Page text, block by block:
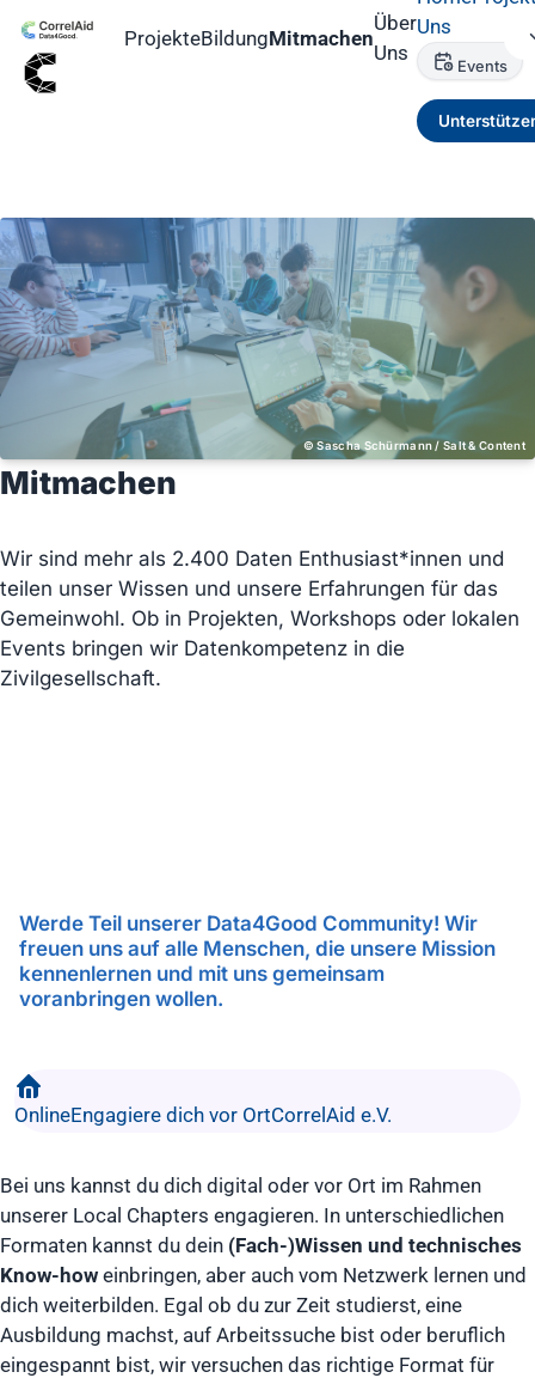
ProjekteBildungMitmachen
Über
Uns
Uns
Events
Mitmachen
Sascha Schürmann / Salt & Content
Wir sind mehr als 2.400 Daten Enthusiast*innen und
teilen unser Wissen und unsere Erfahrungen für das
Gemeinwohl. Ob in Projekten, Workshops oder lokalen
Events bringen wir Datenkompetenz in die
Zivilgesellschaft.
Werde Teil unserer Data4Good Community! Wir
freuen uns auf alle Menschen, die unsere Mission
kennenlernen und mit uns gemeinsam
voranbringen wollen.
OnlineEngagiere dich vor OrtCorrelAid e.V.
Bei uns kannst du dich digital oder vor Ort im Rahmen
unserer Local Chapters engagieren. In unterschiedlichen
Formaten kannst du dein (Fach-)Wissen und technisches
Know-how einbringen, aber auch vom Netzwerk lernen und
dich weiterbilden. Egal ob du zur Zeit studierst, eine
Ausbildung machst, auf Arbeitssuche bist oder beruflich
eingespannt bist, wir versuchen das richtige Format für